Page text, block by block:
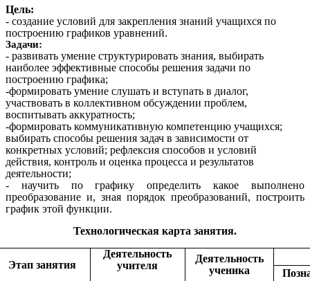
Цель:
- создание условий для закрепления знаний учащихся по
построению графиков уравнений.
Задачи:
- развивать умение структурировать знания, выбирать
наиболее эффективные способы решения задачи по
построению графика;
-формировать умение слушать и вступать в диалог,
участвовать в коллективном обсуждении проблем,
воспитывать аккуратность;
-формировать коммуникативную компетенцию учащихся;
выбирать способы решения задач в зависимости от
конкретных условий; рефлексия способов и условий
действия, контроль и оценка процесса и результатов
деятельности;
- научить по графику определить какое выполнено
преобразование и, зная порядок преобразований, построить
график этой функции.
Технологическая карта занятия.
Этап занятия
Деятельность
учителя
Деятельность
ученика